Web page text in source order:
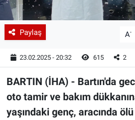
Paylaş A-
23.02.2025 - 20:32 615 2
BARTIN (İHA) - Bartın'da
oto tamir ve bakım
yaşındaki genç, aracında